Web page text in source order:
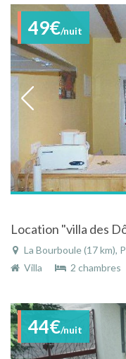
49€/nuit
La Bourboule (17 km), Puy-
Villa
2 chambres
44€/nuit